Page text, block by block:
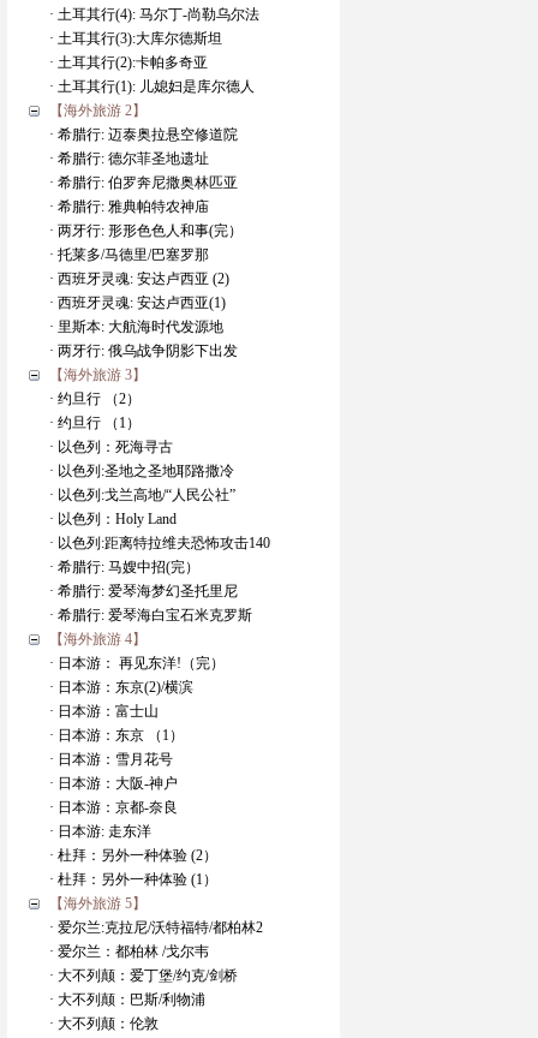
· 土耳其行(4): 马尔丁-尚勒乌尔法
· 土耳其行(3):大库尔德斯坦
· 土耳其行(2):卡帕多奇亚
· 土耳其行(1): 儿媳妇是库尔德人
【海外旅游 2】
· 希腊行: 迈泰奥拉悬空修道院
· 希腊行: 德尔菲圣地遗址
· 希腊行: 伯罗奔尼撒奥林匹亚
· 希腊行: 雅典帕特农神庙
· 两牙行: 形形色色人和事(完）
· 托莱多/马德里/巴塞罗那
· 西班牙灵魂: 安达卢西亚 (2)
· 西班牙灵魂: 安达卢西亚(1)
· 里斯本: 大航海时代发源地
· 两牙行: 俄乌战争阴影下出发
【海外旅游 3】
· 约旦行 （2）
· 约旦行 （1）
· 以色列：死海寻古
· 以色列:圣地之圣地耶路撒冷
· 以色列:戈兰高地/“人民公社”
· 以色列：Holy Land
· 以色列:距离特拉维夫恐怖攻击140
· 希腊行: 马嫂中招(完）
· 希腊行: 爱琴海梦幻圣托里尼
· 希腊行: 爱琴海白宝石米克罗斯
【海外旅游 4】
· 日本游： 再见东洋!（完）
· 日本游：东京(2)/横滨
· 日本游：富士山
· 日本游：东京 （1）
· 日本游：雪月花号
· 日本游：大阪-神户
· 日本游：京都-奈良
· 日本游: 走东洋
· 杜拜：另外一种体验 (2）
· 杜拜：另外一种体验 (1）
【海外旅游 5】
· 爱尔兰:克拉尼/沃特福特/都柏林2
· 爱尔兰：都柏林 /戈尔韦
· 大不列颠：爱丁堡/约克/剑桥
· 大不列颠：巴斯/利物浦
· 大不列颠：伦敦